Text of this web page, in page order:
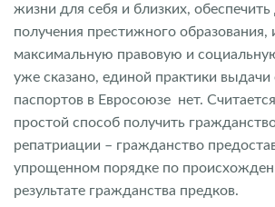
жизни для себя и близких,
получения престижного образования,
максимальную правовую и
уже сказано, единой практики выдачи
паспортов в Евросоюзе нет.
простой способ получить
репатриации – гражданство
упрощенном порядке по
результате гражданства предков.